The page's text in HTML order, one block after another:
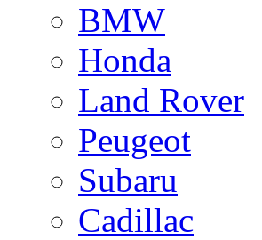
BMW
Honda
Land Rover
Peugeot
Subaru
Cadillac